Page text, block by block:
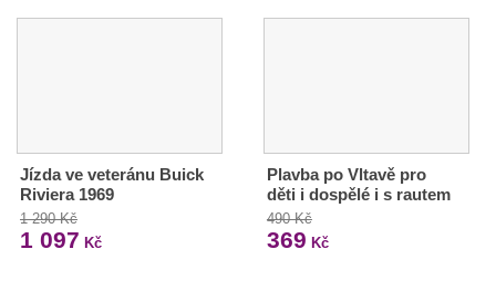
Jízda ve veteránu Buick
Riviera 1969
1 290 Kč
1 097 Kč
Plavba po Vltavě pro
děti i dospělé i s rautem
490 Kč
369 Kč